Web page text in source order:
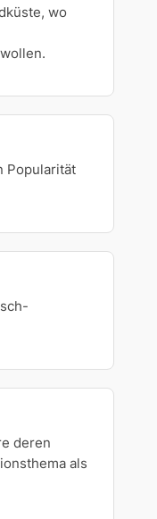
wo
Popularität
deren
als